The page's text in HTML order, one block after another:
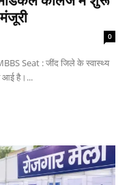
0
Seat : जींद जिले के स्वास्थ्य
आई है।...